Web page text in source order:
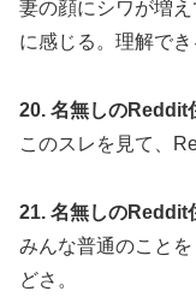
妻の顔にシワが増
に感じる。理解でき
20. 名無しのReddit
このスレを見て、
21. 名無しのReddit
みんな普通のこと
どさ。